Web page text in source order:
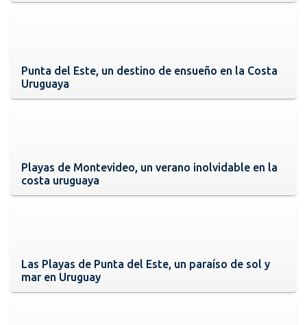
Punta del Este, un destino de ensueño en la Costa
Uruguaya
Playas de Montevideo, un verano inolvidable en la
costa uruguaya
Las Playas de Punta del Este, un paraíso de sol y
mar en Uruguay